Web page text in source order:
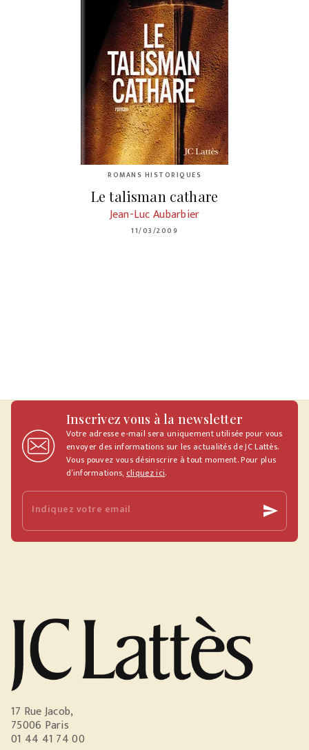
ROMANS HISTORIQUES
Le talisman cathare
Jean-Luc Aubarbier
11/03/2009
Inscrivez vous à la newsletter
Votre adresse e-mail sera uniquement utilisée pour vous
envoyer des informations sur les actualités de JC Lattès.
Vous pouvez vous désinscrire à tout moment. Pour plus
d’informations,cliquez ici.
Indiquez votre email send
17 Rue Jacob,
75006 Paris
01 44 41 74 00